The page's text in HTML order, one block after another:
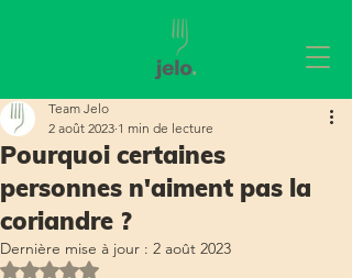
Pourquoi certaines
personnes n'aiment pas la
coriandre ?
Team Jelo
2 août 2023 1 min de lecture
Dernière mise à jour : 2 août 2023
Noté NaN étoiles sur 5.